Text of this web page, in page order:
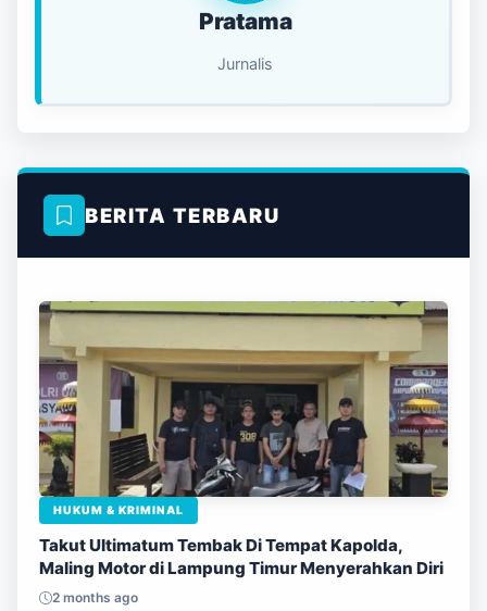
Pratama
Jurnalis
BERITA TERBARU
HUKUM & KRIMINAL
Takut Ultimatum Tembak Di Tempat Kapolda,
Maling Motor di Lampung Timur Menyerahkan Diri
2 months ago